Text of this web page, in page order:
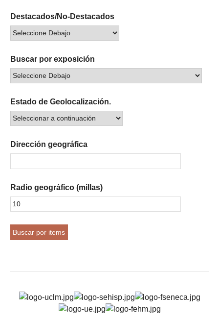
Destacados/No-Destacados
Buscar por exposición
Estado de Geolocalización.
Dirección geográfica
Radio geográfico (millas)